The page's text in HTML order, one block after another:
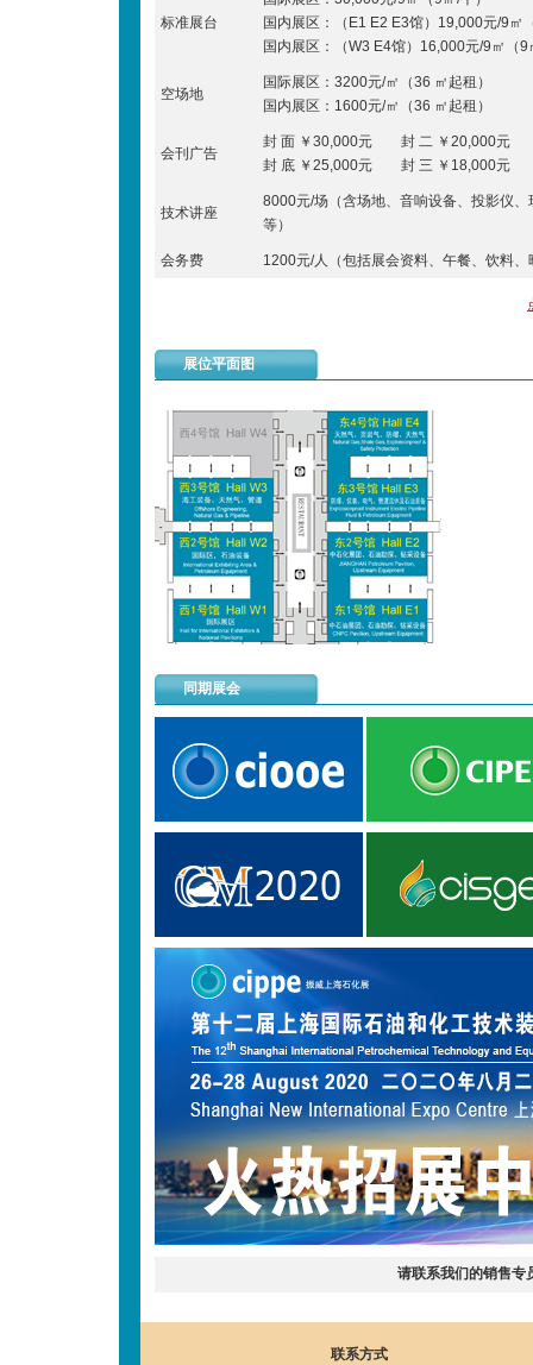
标准展台
国内展区：（E1 E2 E3馆）19,000元/9㎡
国内展区：（W3 E4馆）16,000元/9㎡（9
空场地
国际展区：3200元/㎡（36 ㎡起租）
国内展区：1600元/㎡（36 ㎡起租）
会刊广告
封 面 ￥30,000元 封 二 ￥20,000元
封 底 ￥25,000元 封 三 ￥18,000元
技术讲座
8000元/场（含场地、音响设备、投影仪、
等）
会务费 1200元/人（包括展会资料、午餐、饮料、
展位平面图
同期展会
请联系我们的销售专
联系方式